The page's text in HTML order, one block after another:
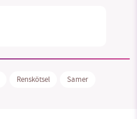
Renskötsel Samer